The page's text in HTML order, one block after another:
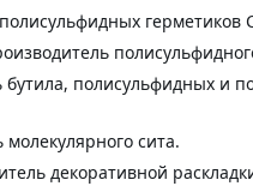
бутила, полисульфидных и
сита.
декоративной